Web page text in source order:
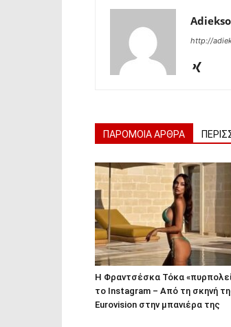
http://
ΠΑΡΟΜΟΙΑ ΑΡΘΡΑ
Η Φραντσέσκα Τόκα
το Instagram – Από τη σκηνή
Eurovision στην μπανιέρα της